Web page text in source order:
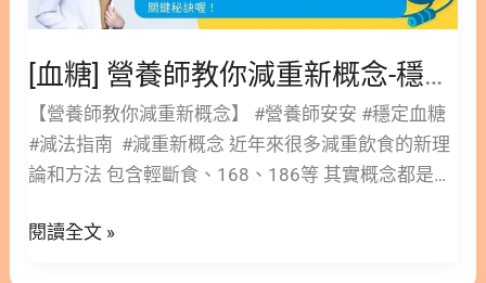
[血糖] 營養師教你減重新概念-穩定血糖
【營養師教你減重新概念】 #營養師安安 #穩定血糖
#減法指南 #減重新概念 近年來很多減重飲食的新理
論和方法 包含輕斷食、168、186等 其實概念都是在
關係呢？ 下面四張圖一目了然告訴你 加入追蹤林安
血
閱讀全文 »